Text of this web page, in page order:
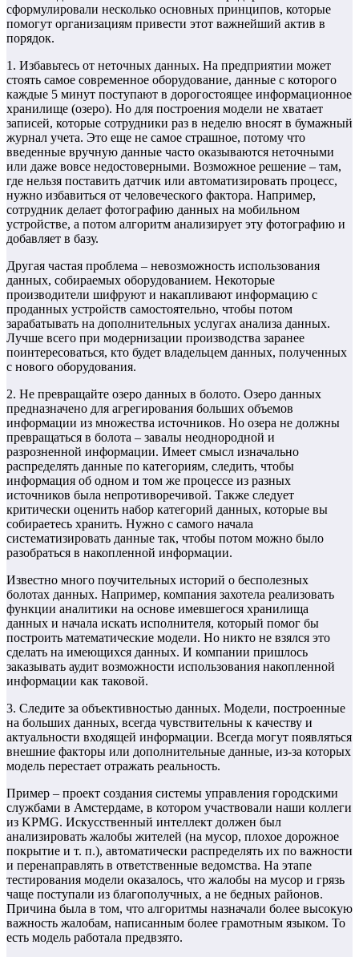
сформулировали несколько основных принципов, которые
помогут организациям привести этот важнейший актив в
порядок.
1. Избавьтесь от неточных данных. На предприятии может
стоять самое современное оборудование, данные с которого
каждые 5 минут поступают в дорогостоящее информационное
хранилище (озеро). Но для построения модели не хватает
записей, которые сотрудники раз в неделю вносят в бумажный
журнал учета. Это еще не самое страшное, потому что
введенные вручную данные часто оказываются неточными
или даже вовсе недостоверными. Возможное решение – там,
где нельзя поставить датчик или автоматизировать процесс,
нужно избавиться от человеческого фактора. Например,
сотрудник делает фотографию данных на мобильном
устройстве, а потом алгоритм анализирует эту фотографию и
добавляет в базу.
Другая частая проблема – невозможность использования
данных, собираемых оборудованием. Некоторые
производители шифруют и накапливают информацию с
проданных устройств самостоятельно, чтобы потом
зарабатывать на дополнительных услугах анализа данных.
Лучше всего при модернизации производства заранее
поинтересоваться, кто будет владельцем данных, полученных
с нового оборудования.
2. Не превращайте озеро данных в болото. Озеро данных
предназначено для агрегирования больших объемов
информации из множества источников. Но озера не должны
превращаться в болота – завалы неоднородной и
разрозненной информации. Имеет смысл изначально
распределять данные по категориям, следить, чтобы
информация об одном и том же процессе из разных
источников была непротиворечивой. Также следует
критически оценить набор категорий данных, которые вы
собираетесь хранить. Нужно с самого начала
систематизировать данные так, чтобы потом можно было
разобраться в накопленной информации.
Известно много поучительных историй о бесполезных
болотах данных. Например, компания захотела реализовать
функции аналитики на основе имевшегося хранилища
данных и начала искать исполнителя, который помог бы
построить математические модели. Но никто не взялся это
сделать на имеющихся данных. И компании пришлось
заказывать аудит возможности использования накопленной
информации как таковой.
3. Следите за объективностью данных. Модели, построенные
на больших данных, всегда чувствительны к качеству и
актуальности входящей информации. Всегда могут появляться
внешние факторы или дополнительные данные, из-за которых
модель перестает отражать реальность.
Пример – проект создания системы управления городскими
службами в Амстердаме, в котором участвовали наши коллеги
из KPMG. Искусственный интеллект должен был
анализировать жалобы жителей (на мусор, плохое дорожное
покрытие и т. п.), автоматически распределять их по важности
и перенаправлять в ответственные ведомства. На этапе
тестирования модели оказалось, что жалобы на мусор и грязь
чаще поступали из благополучных, а не бедных районов.
Причина была в том, что алгоритмы назначали более высокую
важность жалобам, написанным более грамотным языком. То
есть модель работала предвзято.